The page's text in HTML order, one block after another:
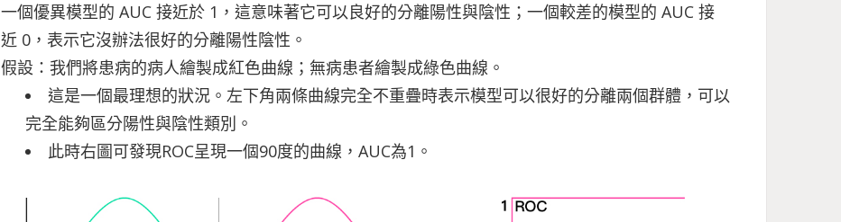
一個優異模型的 AUC 接近於 1，這意味著它可以良好的分離陽性與陰性；一個較差的模型的 AUC 接
近 0，表示它沒辦法很好的分離陽性陰性。
假設：我們將患病的病人繪製成紅色曲線；無病患者繪製成綠色曲線。
這是一個最理想的狀況。左下角兩條曲線完全不重疊時表示模型可以很好的分離兩個群體，可以
完全能夠區分陽性與陰性類別。
此時右圖可發現ROC呈現一個90度的曲線，AUC為1。